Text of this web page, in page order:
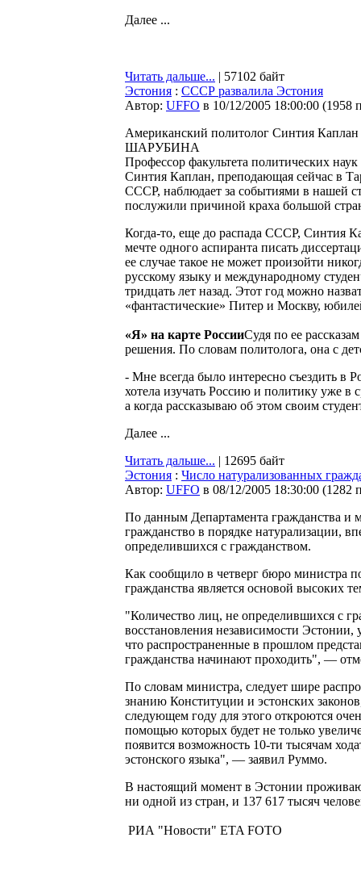
Далее ...
Читать дальше... | 57102 байт
Эстония : СССР развалила Эстония
Автор: UFFO в 10/12/2005 18:00:00 (1958
Американский политолог Синтия
ШАРУБИНА
Профессор факультета политических
Синтия Каплан, преподающая сейчас в
СССР, наблюдает за событиями в нашей
послужили причиной краха большой
Когда-то, еще до распада СССР, Синтия
мечте одного аспиранта писать
ее случае такое не может произойти
русскому языку и международному
тридцать лет назад. Этот год можно
«фантастические» Питер и Москву,
«Я» на карте РоссииСудя по ее
решения. По словам политолога, она с
- Мне всегда было интересно съездить в
хотела изучать Россию и политику уже в
а когда рассказываю об этом своим
Далее ...
Читать дальше... | 12695 байт
Эстония : Число натурализованных
Автор: UFFO в 08/12/2005 18:30:00 (1282
По данным Департамента гражданства и
гражданство в порядке натурализации,
определившихся с гражданством.
Как сообщило в четверг бюро министра
гражданства является основой высоких
"Количество лиц, не определившихся с
восстановления независимости
что распространенные в прошлом
гражданства начинают проходить", —
По словам министра, следует шире
знанию Конституции и эстонских
следующем году для этого откроются
помощью которых будет не только
появится возможность 10-ти тысячам
эстонского языка", — заявил Руммо.
В настоящий момент в Эстонии
ни одной из стран, и 137 617 тысяч
РИА "Новости" ETA FOTO